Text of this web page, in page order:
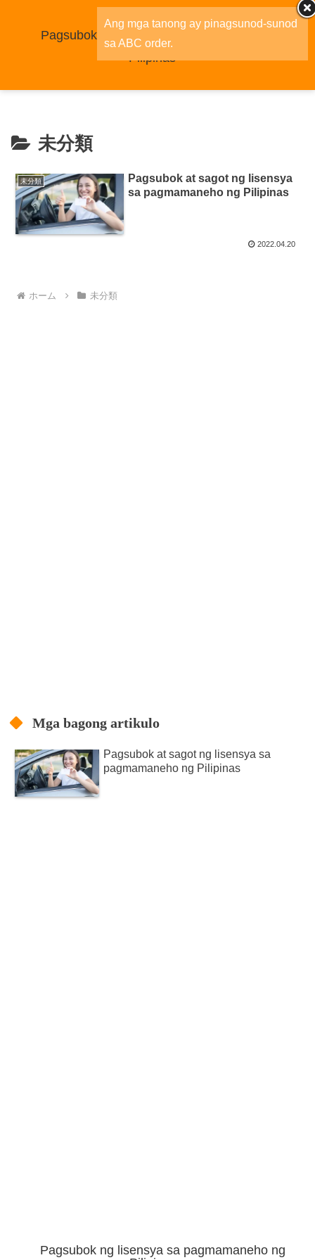
Pagsubok ng lisensya sa pagmamaneho ng
Pilipinas
未分類
未分類
Pagsubok at sagot ng lisensya
sa pagmamaneho ng Pilipinas
2022.04.20
ホーム 未分類
Mga bagong artikulo
Pagsubok at sagot ng lisensya sa
pagmamaneho ng Pilipinas
Pagsubok ng lisensya sa pagmamaneho ng
Ang mga tanong ay pinagsunod-sunod
sa ABC order.